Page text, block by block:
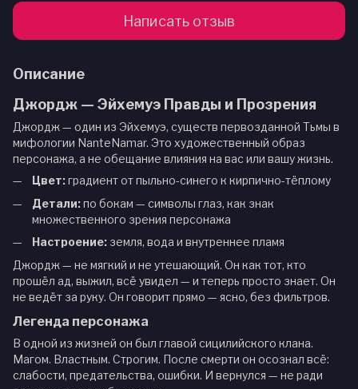
Написать отзыв
Описание
Джордж — Эйхемуэ Правды и Прозрения
Джордж — один из Эйхемуэ, существ первозданной Тьмы в
мифологии NanteNamar. Это художественный образ
персонажа, а не обещание влияния на вас или вашу жизнь.
Цвет:градиент от пыльно-синего к кирпично-тёплому
Детали:по бокам — символы глаз, как знак
множественного зрения персонажа
Настроение: земля, вода и внутреннее пламя
Джордж — не мягкий и не утешающий. Он как тот, кто
прошёл ад, выжил, всё увидел — и теперь просто знает. Он
не ведёт за руку. Он говорит прямо — ясно, без фильтров.
Легенда персонажа
В одной из жизней он был главой сицилийского клана.
Магом. Властным. Строгим. После смерти он осознал всё:
слабости, предательства, ошибки. И вернулся — не ради